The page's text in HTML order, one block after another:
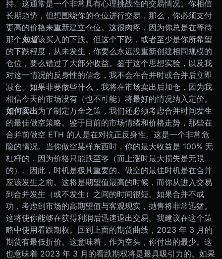
持。这通常是一个非常具有心理挑战性的交易情况。你相信
长期趋势，但想围绕你的仓位进行交易，那么，你必须支付
更高的价格来重新建立仓位。这很肉疼，因为你总是在等待
那个知道该买入的下跌。但这个下跌，或者至少是你所希望
的下跌程度，从未发生，你要么永远没重新创建相同规模的
仓位，要么错过了大部分收益。 鉴于这个思想实验，以及我
对这一情况的反身性的信念，我不会在合并时或合并后立即
减仓。如果非要做些什么，我将在市场卖出后加仓，因为我
相信今天的市场没有（也不可能）将最好的情况纳入定价。
如何卖出为了制定万全之策，我们还必须考虑合并时间发生
的最佳做空策略。鉴于目前的市场情绪和价格走势，那些在
合并前做空 ETH 的人是在对抗正反身性。这是一个非常危
险的情况。当你做空某样东西时，你的最大收益是 100% 无
杠杆的，因为价格只能跌至零（而上涨时最大损失是无限
的）。因此，时机是极其重要的。 做空的最佳时机是在合并
应该发生之前。这将是期望值最高的时候，而你从进入交易
到合并发生（或不发生）之间的时间很短。如果合并不成
功，考虑到市场的高期望值与客观现实，抛售将非常迅猛。
这将使你能够在获得利润后迅速退出交易。 我建议在这个策
略中使用看跌期权。回到上面的期货曲线，2023 年 3 月的
期货有最低折价。这意味着，作为空头，你付出的最少。这
也意味着 2023 年 3 月的看跌期权将是最具吸引力的。如果